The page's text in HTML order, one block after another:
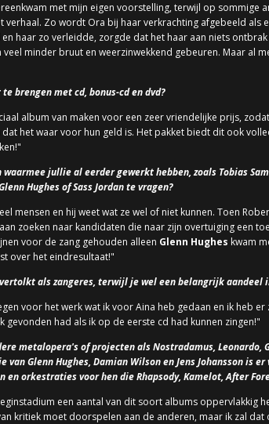
met mijn eigen voorstelling, terwijl op sommige
Zo wordt Ora bij haar verkrachting afgebeeld als
haar zo verleidde, zorgde dat het haar aan niets
minder bruut en weerzinwekkend gebeuren. Maar al
brengen met cd, bonus-cd en dvd?
album van maken voor een zeer vriendelijke prijs,
het waar voor hun geld is. Het pakket biedt dit ook
jullie al eerder gewerkt hebben, zoals Tobias
Hughes of Sass Jordan te vragen?
mensen en hij weet wat ze wel of niet kunnen. Toen
zoeken naar kandidaten die naar zijn overtuiging een
voor de zang gehouden alleen Glenn Hughes kwam
over het eindresultaat!"
als zangeres, terwijl je wel een belangrijk aandeel
voor het werk wat ik voor Aina heb gedaan en ik heb
had als ik op de eerste cd had kunnen zingen!"
metalopera's of projecten als Nostradamus, Leonardo,
Glenn Hughes, Damian Wilson en Jens Johansson is
orkestraties voor hen die Rhapsody, Kamelot, After
een aantal van dit soort albums oppervlakkig
kritiek moet doorspelen aan de anderen, maar ik zal